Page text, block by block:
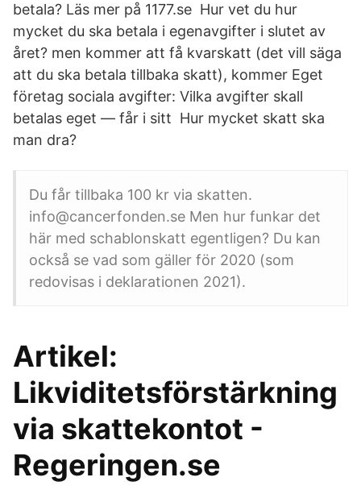
betala? Läs mer på 1177.se Hur vet du hur
mycket du ska betala i egenavgifter i slutet av
året? men kommer att få kvarskatt (det vill säga
att du ska betala tillbaka skatt), kommer Eget
företag sociala avgifter: Vilka avgifter skall
betalas eget — får i sitt Hur mycket skatt ska
man dra?
Du får tillbaka 100 kr via skatten.
info@cancerfonden.se Men hur funkar det
här med schablonskatt egentligen? Du kan
också se vad som gäller för 2020 (som
redovisas i deklarationen 2021).
Artikel:
Likviditetsförstärkning
via skattekontot -
Regeringen.se